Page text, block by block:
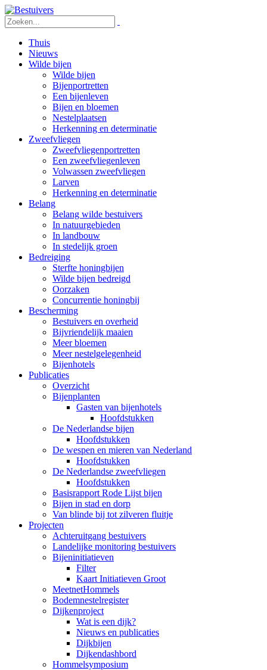
Thuis
Nieuws
Wilde bijen
Wilde bijen
Bijenportretten
Een bijenleven
Bijen en bloemen
Nestelplaatsen
Herkenning en determinatie
Zweefvliegen
Zweefvliegenportretten
Een zweefvliegenleven
Volwassen zweefvliegen
Larven
Herkenning en determinatie
Belang
Belang wilde bestuivers
In natuurgebieden
In landbouw
In stedelijk groen
Bedreiging
Sterfte honingbijen
Wilde bijen bedreigd
Oorzaken
Concurrentie honingbij
Bescherming
Bestuivers en overheid
Bijvriendelijk maaien
Meer bloemen
Meer nestelgelegenheid
Bijenhotels
Publicaties
Overzicht
Bijenplanten
Gasten van bijenhotels
Hoofdstukken
De Nederlandse bijen
Hoofdstukken
De wespen en mieren van Nederland
Hoofdstukken
De Nederlandse zweefvliegen
Hoofdstukken
Basisrapport Rode Lijst bijen
Bijen in stad en dorp
Van blinde bij tot zilveren fluitje
Projecten
Achteruitgang bestuivers
Landelijke monitoring bestuivers
Bijeninitiatieven
Filter
Kaart Initiatieven Groot
MeetnetHommels
Bodemnestelregister
Dijkenproject
Wat is een dijk?
Nieuws en publicaties
Dijkbijen
Dijkendashbord
Hommelsymposium